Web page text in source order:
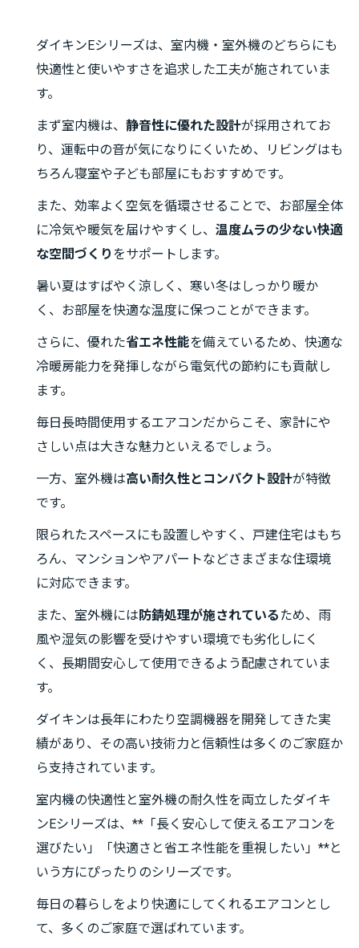
ダイキンEシリーズは、室内機・室外機のどちらにも
快適性と使いやすさを追求した工夫が施されていま
す。
まず室内機は、 静音性に優れた設計が採用されてお
り、運転中の音が気になりにくいため、リビングはも
ちろん寝室や子ども部屋にもおすすめです。
また、効率よく空気を循環させることで、お部屋全体
に冷気や暖気を届けやすくし、 温度ムラの少ない快適
な空間づくり をサポートします。
暑い夏はすばやく涼しく、寒い冬はしっかり暖か
く、お部屋を快適な温度に保つことができます。
さらに、優れた省エネ性能を備えているため、快適な
冷暖房能力を発揮しながら電気代の節約にも貢献し
ます。
毎日長時間使用するエアコンだからこそ、家計にや
さしい点は大きな魅力といえるでしょう。
一方、室外機は高い耐久性とコンパクト設計が特徴
です。
限られたスペースにも設置しやすく、戸建住宅はもち
ろん、マンションやアパートなどさまざまな住環境
に対応できます。
また、室外機には 防錆処理が施されている ため、雨
風や湿気の影響を受けやすい環境でも劣化しにく
く、長期間安心して使用できるよう配慮されていま
す。
ダイキンは長年にわたり空調機器を開発してきた実
績があり、その高い技術力と信頼性は多くのご家庭か
ら支持されています。
室内機の快適性と室外機の耐久性を両立したダイキ
ンEシリーズは、**「長く安心して使えるエアコンを
選びたい」「快適さと省エネ性能を重視したい」**と
いう方にぴったりのシリーズです。
毎日の暮らしをより快適にしてくれるエアコンとし
て、多くのご家庭で選ばれています。